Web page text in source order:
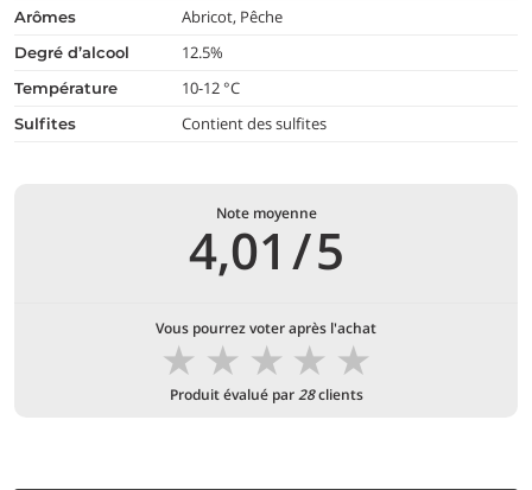
arômes Abricot, Pêche
degré d’alcool 12.5%
température 10-12 °C
Sulfites Contient des sulfites
Note moyenne
4,01 /5
Vous pourrez voter après l'achat
★
★
★
★
★
Produit évalué par28clients